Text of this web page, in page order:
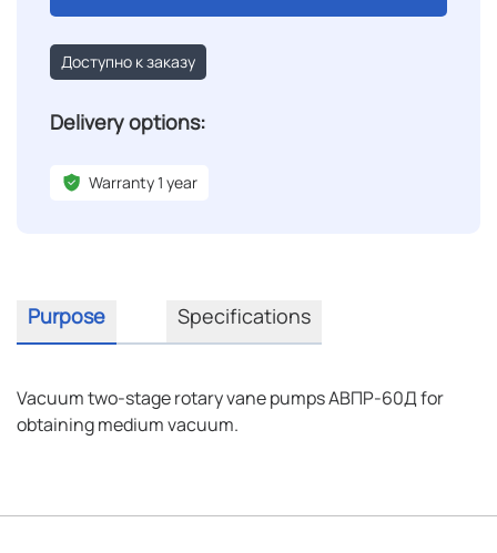
Доступно к заказу
Delivery options:
Warranty 1 year
Purpose Specifications
Vacuum two-stage rotary vane pumps АВПР-60Д for
obtaining medium vacuum.